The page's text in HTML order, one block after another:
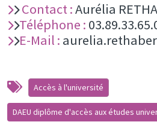
Contact :Aurélia
Téléphone :
E-Mail :
Accès à l'université
DAEU diplôme d'accès aux études